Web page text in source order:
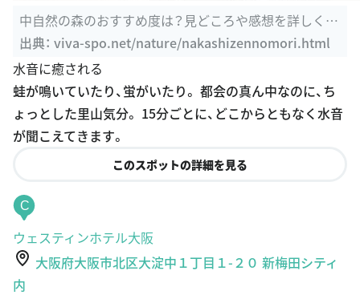
中自然の森のおすすめ度は？見どころや感想を詳しくレ
ビュー！
出典： viva-spo.net/nature/nakashizennomori.html
水音に癒される
蛙が鳴いていたり、蛍がいたり。 都会の真ん中なのに、ち
ょっとした里山気分。 15分ごとに、どこからともなく水音
が聞こえてきます。
このスポットの詳細を見る
C
ウェスティンホテル大阪
大阪府大阪市北区大淀中１丁目１-２０ 新梅田シティ
内